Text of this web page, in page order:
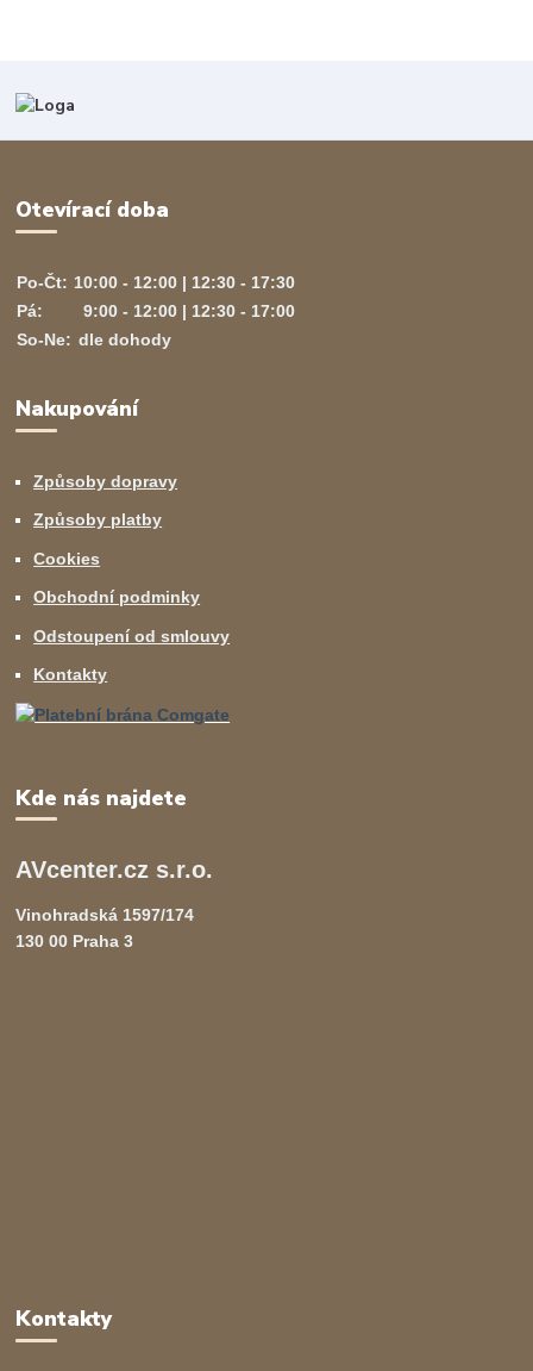
Otevírací doba
Po-Čt: 10:00 - 12:00 | 12:30 - 17:30
Pá:
9:00 - 12:00 | 12:30 - 17:00
So-Ne: dle dohody
Nakupování
Způsoby dopravy
Způsoby platby
Cookies
Obchodní podminky
Odstoupení od smlouvy
Kontakty
Kde nás najdete
AVcenter.cz s.r.o.
Vinohradská 1597/174
130 00 Praha 3
Kontakty